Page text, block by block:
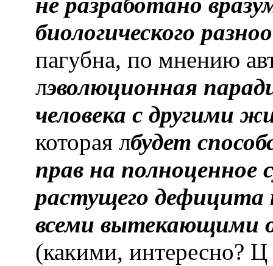
биологического
пагубна, по мнению
лэволюционная
человека с другими
которая лбудет
прав на полноценное
растущего дефицита
всеми вытекающими
(какими, интересно?